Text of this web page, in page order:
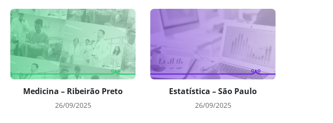
Medicina – Ribeirão Preto
26/09/2025
Estatística – São Paulo
26/09/2025